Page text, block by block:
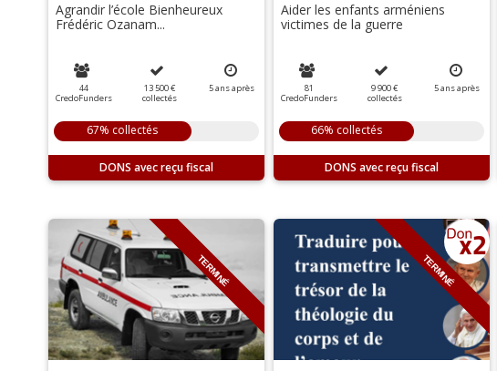
Agrandir l’école Bienheureux
Frédéric Ozanam...
44
CredoFunders
13 500 €
collectés
5ansaprès
67% collectés
DONS
Aider les enfants arméniens
victimes de la guerre
81
CredoFunders
9 900 €
collectés
5ansaprès
66% collectés
DONS
TERMINÉ TERMINÉ